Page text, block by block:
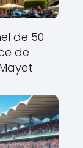
de 50
de